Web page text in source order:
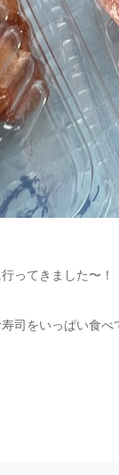
ってきました〜！
司をいっぱい食べ